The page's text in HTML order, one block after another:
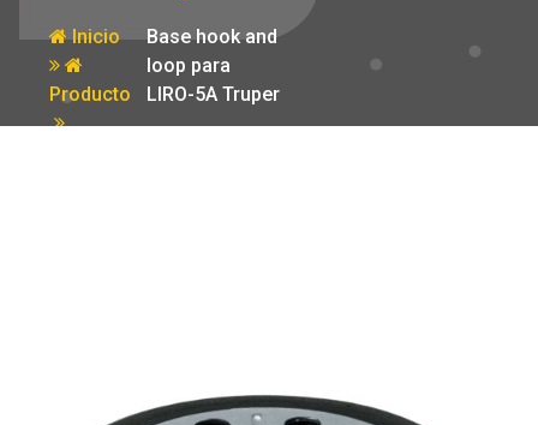
Inicio
Producto
Base hook and
loop para
LIRO-5A Truper